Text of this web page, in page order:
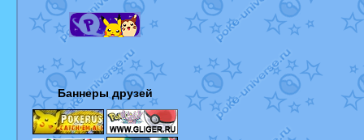
Баннеры друзей